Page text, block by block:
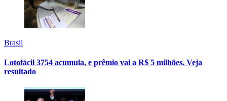
Brasil
Lotofácil 3754 acumula, e prêmio vai a R$ 5 milhões. Veja
resultado